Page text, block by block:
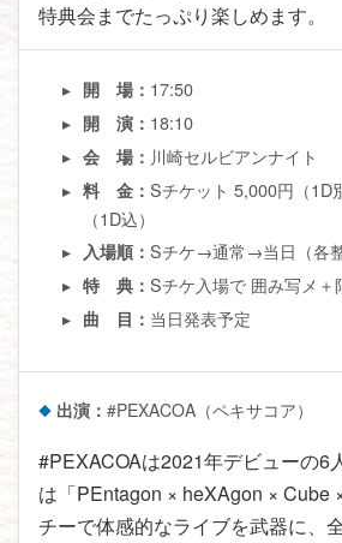
特典会までたっぷり楽しめます。
開 場： 17:50
開 演： 18:10
会 場： 川崎セルビアンナイト
料 金：Sチケット 5,000円（1D
（1D込）
入場順：Sチケ→通常→当日（各整
特 典：Sチケ入場で 囲み写メ＋
曲 目： 当日発表予定
出演：#PEXACOA（ペキサコア）
#PEXACOAは2021年デビューの6
は「PEntagon × heXAgon × Cube
チーで体感的なライブを武器に、